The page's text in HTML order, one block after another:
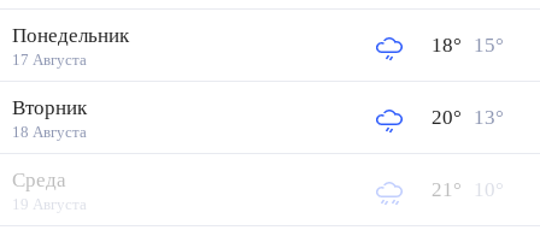
Понедельник
17 Августа
18° 15°
Вторник
18 Августа
20° 13°
Среда
19 Августа
21° 10°